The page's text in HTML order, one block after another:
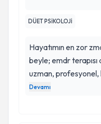
DÜET PSİKOLOJİ
Hayatımın en zor
beyle; emdr terapısı
uzman, profesyonel,
rahat hissettim. 2 yıl
baktığımda
Devamı